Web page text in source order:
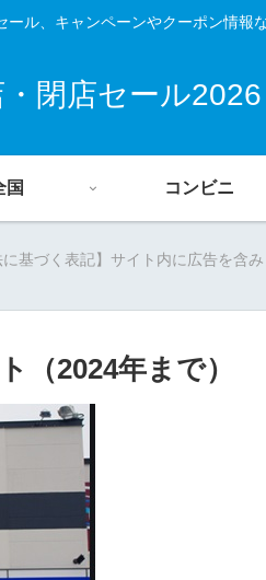
ール、キャンペーンやクーポン情報
・閉店セール2026
国 コンビニ
に基づく表記】サイト内に広告を含
（2024年まで）